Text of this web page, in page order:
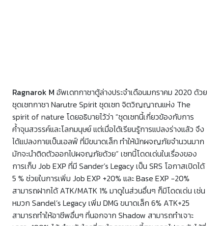
Ragnarok M อัพเดทกาชาตู้ล่างประจำเดือนมกราคม 2020 ด้วย
ชุดเซทกาชา Narutre Spirit ชุดเซท จิตวิญญาณแห่ง The
spirit of nature โดยอธิบายไว้ว่า “ชุดเซทนี้เกี่ยวข้องกับการ
ค้ำจุนสวรรค์และโลกมนุษย์ แต่เมื่อได้เรียนรู้การแปลงร่างแล้ว จึง
ได้แปลงกายเป็นเอลฟ์ ที่มีขนาดเล็ก ทำให้นักผจญภัยจำนวนมาก
มักจะนำติดตัวออกไปผจญภัยด้วย” เซทนี้โดดเด่นในเรื่องของ
การเก็บ Job EXP ที่มี Sander’s Legacy เป็น SRS โอกาสเปิดได้
5 % ช่วยในการเพิ่ม Job EXP +20% และ Base EXP -20%
สามารถฝากได้ ATK/MATK 1% มาดูในส่วนอื่นๆ ก็มีโดดเด่น เช่น
หมวก Sandel’s Legacy เพิ่ม DMG ขนาดเล็ก 6% ATK+25
สามารถทำให้อาชีพอื่นๆ ที่นอกจาก Shadow สามารถทำเจาะ